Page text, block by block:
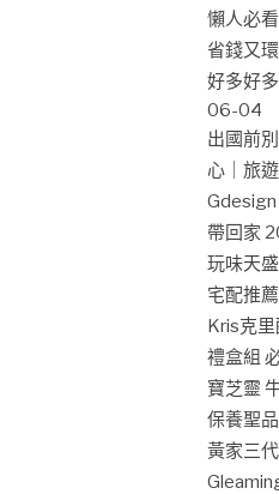
懶人必
省錢又
好多好
06-04
出國前
心｜旅
Gdesign
帶回家
玩味天
宅配推
Kris克
禮盒組
寶芝靈
保養聖
黃家三